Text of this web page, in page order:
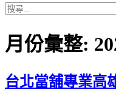
搜
關
鍵
月份彙整:
台北當舖專業高